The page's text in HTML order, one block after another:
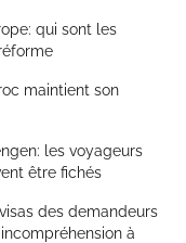
qui sont les
maintient son
les voyageurs
être fichés
des demandeurs
à